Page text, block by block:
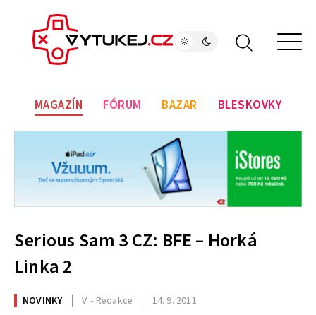
MAGAZÍN FÓRUM BAZAR BLESKOVKY
Serious Sam 3 CZ: BFE – Horká
Linka 2
NOVINKY V. - Redakce 14. 9. 2011